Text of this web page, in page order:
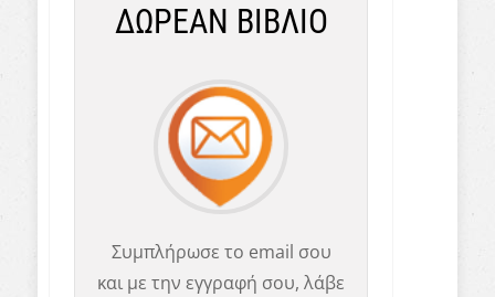
ΔΩΡΕΑΝ ΒΙΒΛΙΟ
Συμπλήρωσε το email σου
και με την εγγραφή σου, λάβε